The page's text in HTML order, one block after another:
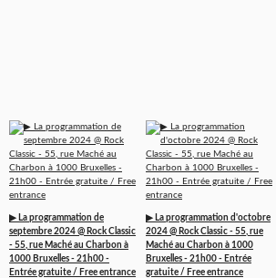
▶ La programmation de
septembre 2024 @ Rock Classic
- 55, rue Maché au Charbon à
1000 Bruxelles - 21h00 -
Entrée gratuite / Free entrance
▶ La programmation d'octobre
2024 @ Rock Classic - 55, rue
Maché au Charbon à 1000
Bruxelles - 21h00 - Entrée
gratuite / Free entrance